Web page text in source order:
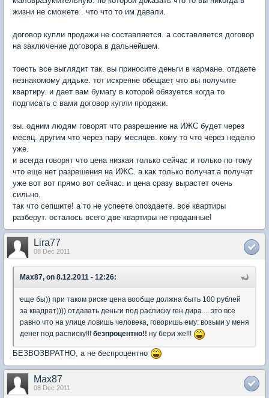
жизни не сможете . что что то им давали.
договор купли продажи не составляется. а составляется договор
на заключение договора в дальнейшем.
тоесть все выглядит так. вы приносите деньги в кармане. отдаете
незнакомому дядьке. тот искренне обещает что вы получите
квартиру. и дает вам бумагу в которой обязуется когда то
подписать с вами договор купли продажи.
зы. одним людям говорят что разрешение на ИЖС будет через
месяц. другим что через пару месяцев. кому то что через неделю
уже.
и всегда говорят что цена низкая только сейчас и только по тому
что еще нет разрешения на ИЖС. а как только получат.а получат
уже вот вот прямо вот сейчас. и цена сразу вырастет очень
сильно.
так что сепшите! а то не успеете опоздаете. все квартиры
разберут. осталось всего две квартиры не проданные!
Lira77
08 Dec 2011
Max87, on 8.12.2011 - 12:26:
еще бы)) при таком риске цена вообще должна быть 100 рублей
за квадрат)))) отдавать деньги под расписку ген.дира.... это все
равно что на улице ловишь человека, говоришь ему: возьми у меня
денег под расписку!!! безпроцентно!! ну бери же!!!
БЕЗВОЗВРАТНО, а не беспроцентно
Max87
08 Dec 2011